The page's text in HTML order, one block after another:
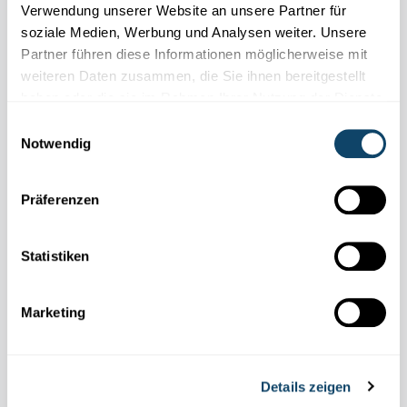
Verwendung unserer Website an unsere Partner für
soziale Medien, Werbung und Analysen weiter. Unsere
Partner führen diese Informationen möglicherweise mit
weiteren Daten zusammen, die Sie ihnen bereitgestellt
Notwendig
Präferenzen
Statistiken
Marketing
Details zeigen
Volkskrankheit Diabetes – das unterschätzte
Risiko
Rund 35 000 Menschen in Luxemburg leben mit der
Zuckerkrankheit, Tendenz stark steigend. Für Betroffene ist